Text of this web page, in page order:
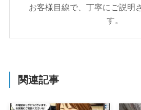
お客様目線で、丁寧にご説明
す。
関連記事